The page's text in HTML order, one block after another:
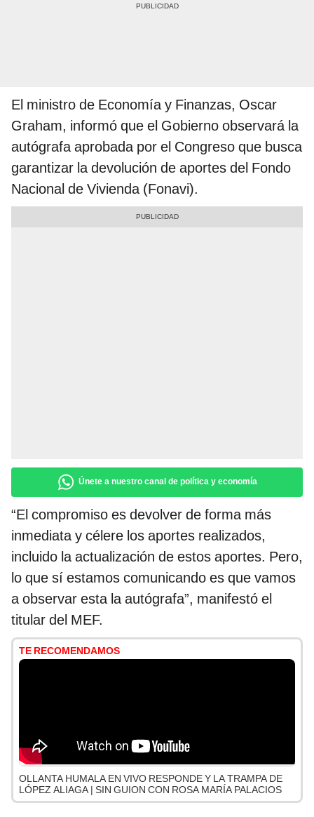
El ministro de Economía y Finanzas, Oscar
Graham, informó que el Gobierno observará la
autógrafa aprobada por el Congreso que busca
garantizar la devolución de aportes del Fondo
Nacional de Vivienda (Fonavi).
Únete a nuestro canal de política y economía
“El compromiso es devolver de forma más
inmediata y célere los aportes realizados,
incluido la actualización de estos aportes. Pero,
lo que sí estamos comunicando es que vamos
a observar esta la autógrafa”, manifestó el
titular del MEF.
TE RECOMENDAMOS
OLLANTA HUMALA EN VIVO RESPONDE Y LA TRAMPA DE
LÓPEZ ALIAGA | SIN GUION CON ROSA MARÍA PALACIOS